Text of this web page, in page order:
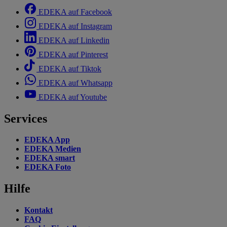
EDEKA auf Facebook
EDEKA auf Instagram
EDEKA auf Linkedin
EDEKA auf Pinterest
EDEKA auf Tiktok
EDEKA auf Whatsapp
EDEKA auf Youtube
Services
EDEKA App
EDEKA Medien
EDEKA smart
EDEKA Foto
Hilfe
Kontakt
FAQ